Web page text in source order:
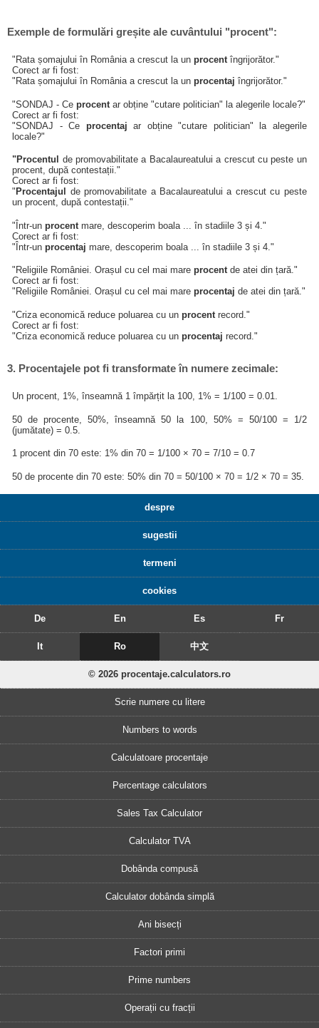
Exemple de formulări greșite ale cuvântului "procent":
"Rata șomajului în România a crescut la unprocentîngrijorător."
Corect ar fi fost:
"Rata șomajului în România a crescut la unprocentaj îngrijorător."
"SONDAJ - Ceprocent ar obține "cutare politician" la alegerile locale?"
Corect ar fi fost:
"SONDAJ - Ce procentaj ar obține "cutare politician" la alegerile
locale?"
"Procentul
de promovabilitate a Bacalaureatului a crescut cu peste un
procent, după contestații."
Corect ar fi fost:
" Procentajul
de promovabilitate a Bacalaureatului a crescut cu peste
un procent, după contestații."
"Într-unprocent mare, descoperim boala ... în stadiile 3 și 4."
Corect ar fi fost:
"Într-unprocentaj mare, descoperim boala ... în stadiile 3 și 4."
"Religiile României. Orașul cu cel mai mareprocentde atei din țară."
Corect ar fi fost:
"Religiile României. Orașul cu cel mai mareprocentaj de atei din țară."
"Criza economică reduce poluarea cu unprocentrecord."
Corect ar fi fost:
"Criza economică reduce poluarea cu unprocentaj record."
3. Procentajele pot fi transformate în numere zecimale:
Un procent, 1%, înseamnă 1 împărțit la 100, 1% = 1/100 = 0.01.
50 de procente, 50%, înseamnă 50 la 100, 50% = 50/100 = 1/2
(jumătate) = 0.5.
1 procent din 70 este: 1% din 70 = 1/100 × 70 = 7/10 = 0.7
50 de procente din 70 este: 50% din 70 = 50/100 × 70 = 1/2 × 70 = 35.
despre
sugestii
termeni
cookies
De En Es Fr
It Ro 中文
© 2026 procentaje.calculators.ro
Scrie numere cu litere
Numbers to words
Calculatoare procentaje
Percentage calculators
Sales Tax Calculator
Calculator TVA
Dobânda compusă
Calculator dobânda simplă
Ani bisecți
Factori primi
Prime numbers
Operații cu fracții